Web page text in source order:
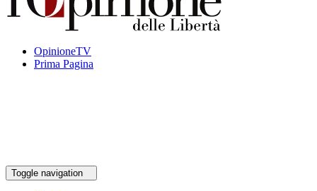
OpinioneTV
Prima Pagina
Toggle navigation